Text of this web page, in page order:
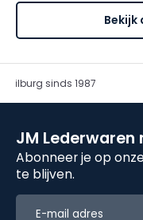
Tilburg sinds 1987
JM Lederwaren
Abonneer je op
te blijven.